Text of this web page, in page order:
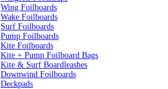
Wing Foilboards
Wake Foilboards
Surf Foilboards
Pump Foilboards
Kite Foilboards
Kite + Pump Foilboard Bags
Kite & Surf Boardleashes
Downwind Foilboards
Deckpads